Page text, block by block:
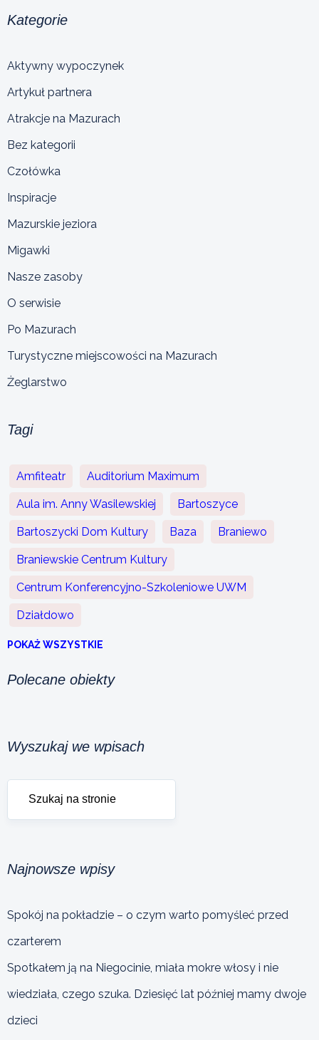
Kategorie
Aktywny wypoczynek
Artykuł partnera
Atrakcje na Mazurach
Bez kategorii
Czołówka
Inspiracje
Mazurskie jeziora
Migawki
Nasze zasoby
O serwisie
Po Mazurach
Turystyczne miejscowości na Mazurach
Żeglarstwo
Tagi
Amfiteatr Auditorium Maximum
Aula im. Anny Wasilewskiej Bartoszyce
Bartoszycki Dom Kultury Baza Braniewo
Braniewskie Centrum Kultury
Centrum Konferencyjno-Szkoleniowe UWM
Działdowo
POKAŻ WSZYSTKIE
Polecane obiekty
Wyszukaj we wpisach
Najnowsze wpisy
Spokój na pokładzie – o czym warto pomyśleć przed
czarterem
Spotkałem ją na Niegocinie, miała mokre włosy i nie
wiedziała, czego szuka. Dziesięć lat później mamy dwoje
dzieci